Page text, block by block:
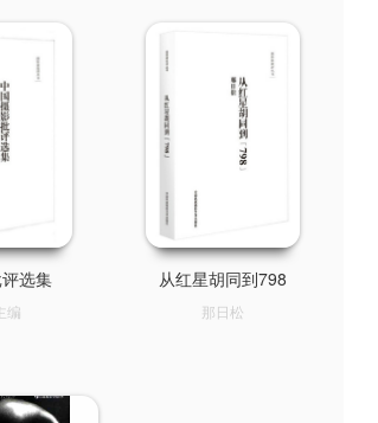
选集
编
从红星胡同到798
那日松